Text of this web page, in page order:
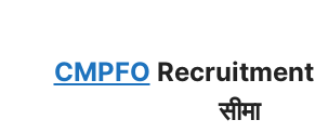
CMPFO
सीमा